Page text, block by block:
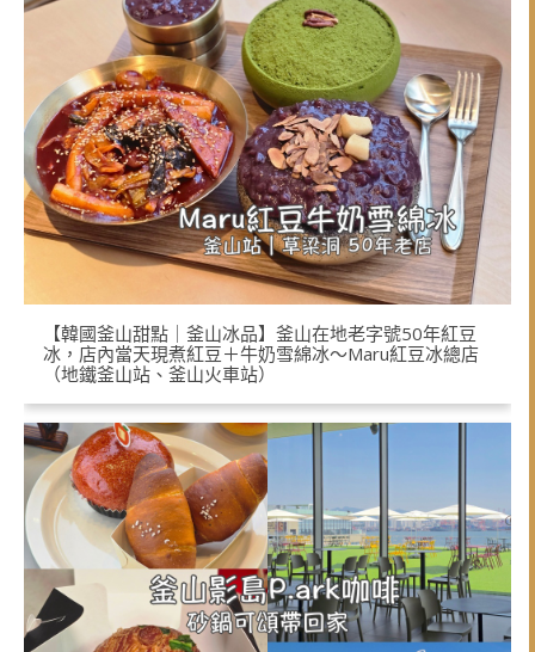
【韓國釜山甜點｜釜山冰品】釜山在地老字號50年紅豆
冰，店內當天現煮紅豆＋牛奶雪綿冰～Maru紅豆冰總店
（地鐵釜山站、釜山火車站）